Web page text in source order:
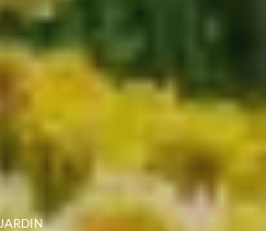
JARDIN